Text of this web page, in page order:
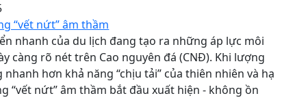
“vết nứt” âm thầm
nhanh của du lịch đang tạo ra những áp lực môi
càng rõ nét trên Cao nguyên đá (CNĐ). Khi lượng
nhanh hơn khả năng “chịu tải” của thiên nhiên và hạ
“vết nứt” âm thầm bắt đầu xuất hiện - không ồn